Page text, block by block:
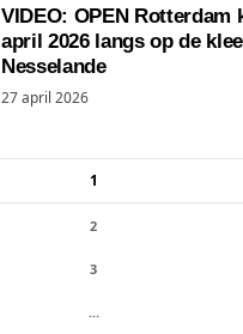
VIDEO: OPEN Rotterdam
april 2026 langs op de
Nesselande
27 april 2026
1
2
3
...